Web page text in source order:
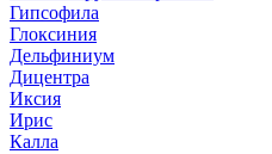
Гипсофила
Глоксиния
Дельфиниум
Дицентра
Иксия
Ирис
Калла